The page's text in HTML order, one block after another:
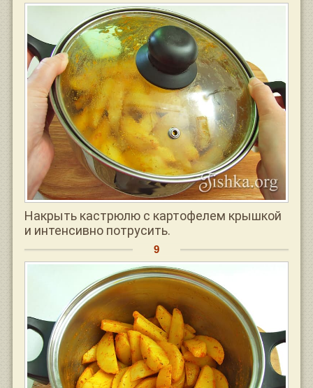
Накрыть кастрюлю с картофелем крышкой
и интенсивно потрусить.